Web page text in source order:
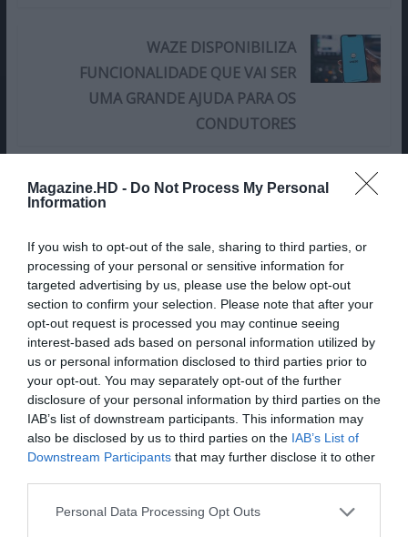
Magazine.HD - Do Not Process My Personal
Information
If you wish to opt-out of the sale, sharing to third parties, or
processing of your personal or sensitive information for
targeted advertising by us, please use the below opt-out
section to confirm your selection. Please note that after your
opt-out request is processed you may continue seeing
interest-based ads based on personal information utilized by
us or personal information disclosed to third parties prior to
your opt-out. You may separately opt-out of the further
disclosure of your personal information by third parties on the
IAB’s list of downstream participants. This information may
also be disclosed by us to third parties on the IAB’s List of
Downstream Participants that may further disclose it to other
Personal Data Processing Opt Outs
WAZE DISPONIBILIZA
FUNCIONALIDADE QUE VAI SER
UMA GRANDE AJUDA PARA OS
CONDUTORES
Share This Post: 0
Deixe um comentário
O seu endereço de email não será publicado.Campos
obrigatórios marcados com*
Comentário*
Nome